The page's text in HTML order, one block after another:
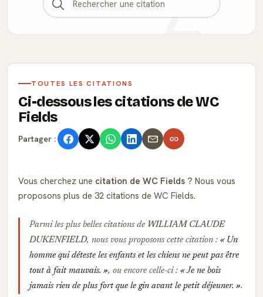
TOUTES LES CITATIONS
Ci-dessous les citations de WC
Fields
Partager :
Vous cherchez une citation de WC Fields ? Nous vous
proposons plus de 32 citations de WC Fields.
Parmi les plus belles citations de WILLIAM CLAUDE
DUKENFIELD, nous vous proposons cette citation :
Un
homme qui déteste les enfants et les chiens ne peut pas être
tout à fait mauvais.
, ou encore celle-ci :
Je ne bois
jamais rien de plus fort que le gin avant le petit déjeuner.
.